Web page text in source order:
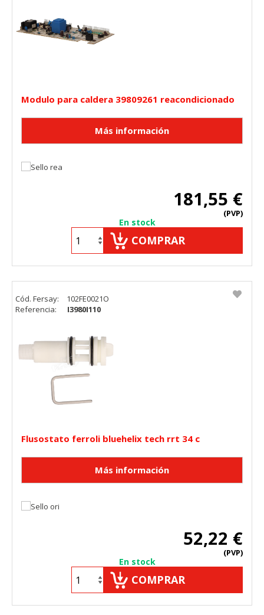
Modulo para caldera 39809261 reacondicionado
181,55 €
(PVP)
En stock
COMPRAR
Flusostato ferroli bluehelix tech rrt 34 c
52,22 €
(PVP)
En stock
COMPRAR
Cód. Fersay:
102FE0021O
Referencia:
I3980I110